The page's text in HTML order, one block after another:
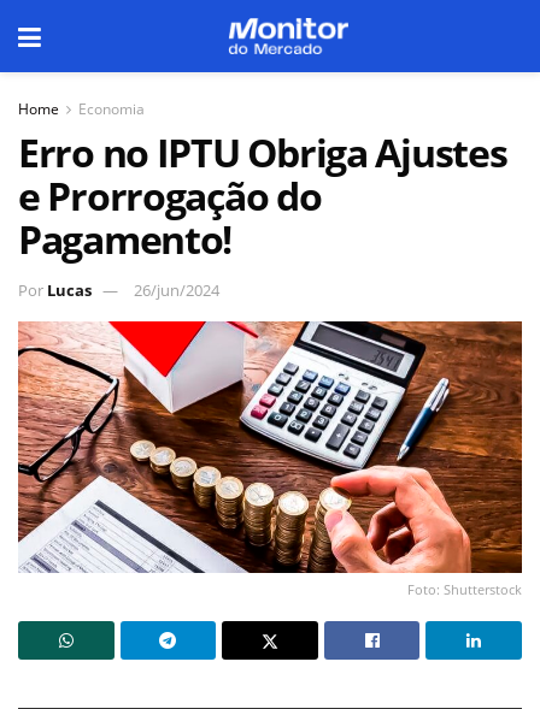
Home Economia
Erro no IPTU Obriga Ajustes
e Prorrogação do
Pagamento!
Por Lucas 26/jun/2024
Foto: Shutterstock